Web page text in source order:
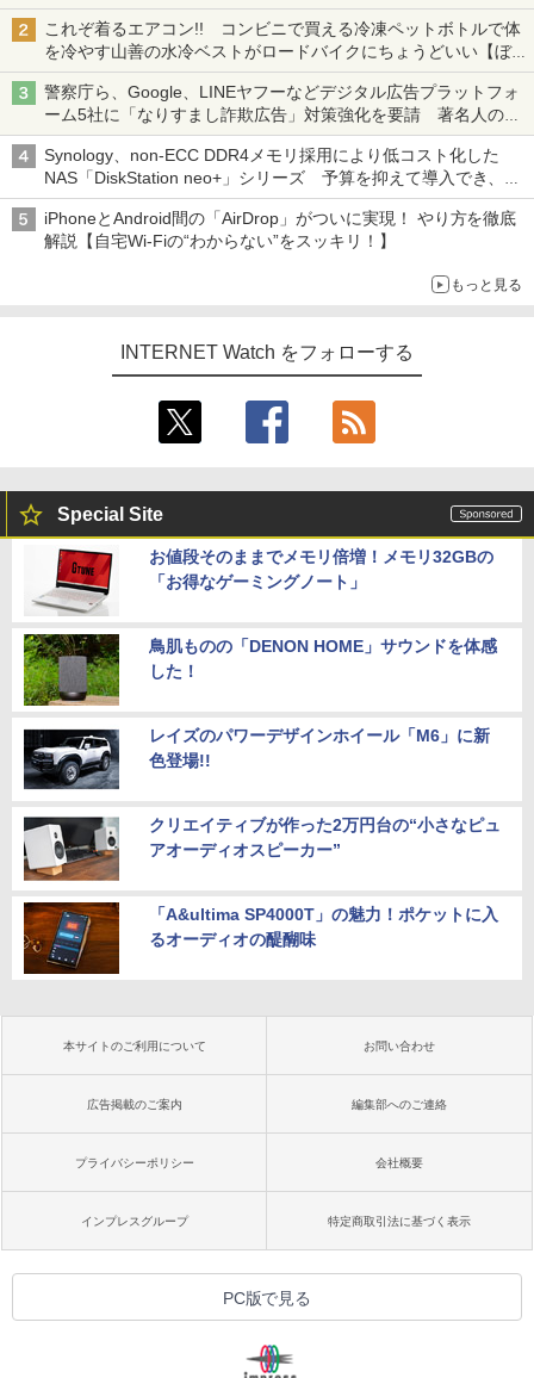
も、持ち替えずに書き込める
これぞ着るエアコン!! コンビニで買える冷凍ペットボトルで体
を冷やす山善の水冷ベストがロードバイクにちょうどいい【ぼっ
ち・ざ・ろーど！その14】【空いた時間でなにしてる？】
警察庁ら、Google、LINEヤフーなどデジタル広告プラットフォ
ーム5社に「なりすまし詐欺広告」対策強化を要請 著名人の写
真や映像を使った投資詐欺などへの対策として
Synology、non-ECC DDR4メモリ採用により低コスト化した
NAS「DiskStation neo+」シリーズ 予算を抑えて導入でき、
ECCメモリへのアップグレードも可能
iPhoneとAndroid間の「AirDrop」がついに実現！ やり方を徹底
解説【自宅Wi-Fiの“わからない”をスッキリ！】
もっと見る
INTERNET Watch をフォローする
Special Site
お値段そのままでメモリ倍増！メモリ32GBの
「お得なゲーミングノート」
鳥肌ものの「DENON HOME」サウンドを体感
した！
レイズのパワーデザインホイール「M6」に新
色登場!!
クリエイティブが作った2万円台の“小さなピュ
アオーディオスピーカー”
「A&ultima SP4000T」の魅力！ポケットに入
るオーディオの醍醐味
本サイトのご利用について お問い合わせ
広告掲載のご案内 編集部へのご連絡
プライバシーポリシー 会社概要
インプレスグループ 特定商取引法に基づく表示
PC版で見る